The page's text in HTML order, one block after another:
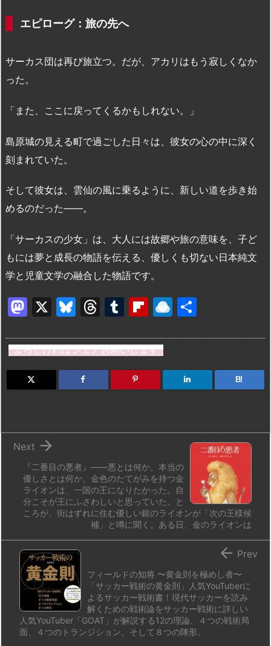
エピローグ：旅の先へ
サーカス団は再び旅立つ。だが、アカリはもう寂しくなか
った。
「また、ここに戻ってくるかもしれない。」
島原城の見える町で過ごした日々は、彼女の心の中に深く
刻まれていた。
そして彼女は、雲仙の風に乗るように、新しい道を歩き始
めるのだった――。
「サーカスの少女」は、大人には故郷や旅の意味を、子ど
もには夢と成長の物語を伝える、優しくも切ない日本純文
学と児童文学の融合した物語です。
M
st
o
d
X
Bl
e
s
k
T
e
a
d
T
m
bl
r
Fl
b
o
ar
R
n
dr
o
よろしければシェアお願いします
B!
『二番目の悪者』——悪とは何か、本当の
優しさとは何か。金色のたてがみを持つ金
ライオンは、一国の王になりたかった。自
分こそが王にふさわしいと思っていた。と
ころが、街はずれに住む優しい銀のライオンが「次の王様候
補」と噂に聞く。ある日、金のライオンは

Next
フィールドの知将 〜黄金則を極めし者〜
「サッカー戦術の黄金則」人気YouTuberに
よるサッカー戦術書！現代サッカーを読み
解くための戦術論をサッカー戦術に詳しい
人気YouTuber「GOAT」が解説する12の理論、４つの戦術局
面、４つのトランジション、そして８つの陣形。
 Prev